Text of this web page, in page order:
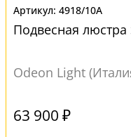
4918/10A
Подвесная
Odeon Light
63 900 ₽